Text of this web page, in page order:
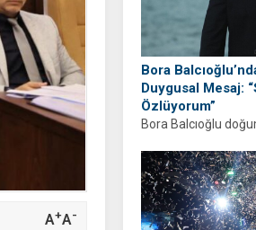
Bora
Duygusal Mesaj:
Özlüyorum”
Bora Balcıoğlu
ayrıyım” diyen
gününü ailesi ve
geçirmeyi diledi.
A+A-